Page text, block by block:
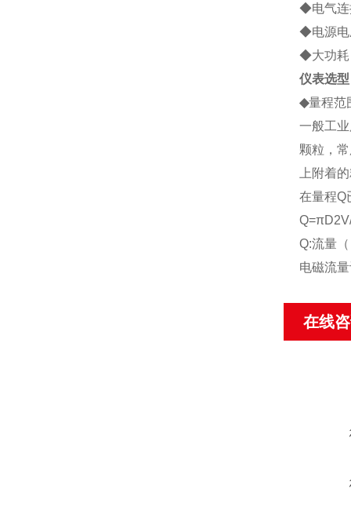
◆电气连
◆电源电
◆大功耗
仪表选型
◆量程范
一般工
颗粒，
上附着
在量程Q
Q:流量
电磁流
在线